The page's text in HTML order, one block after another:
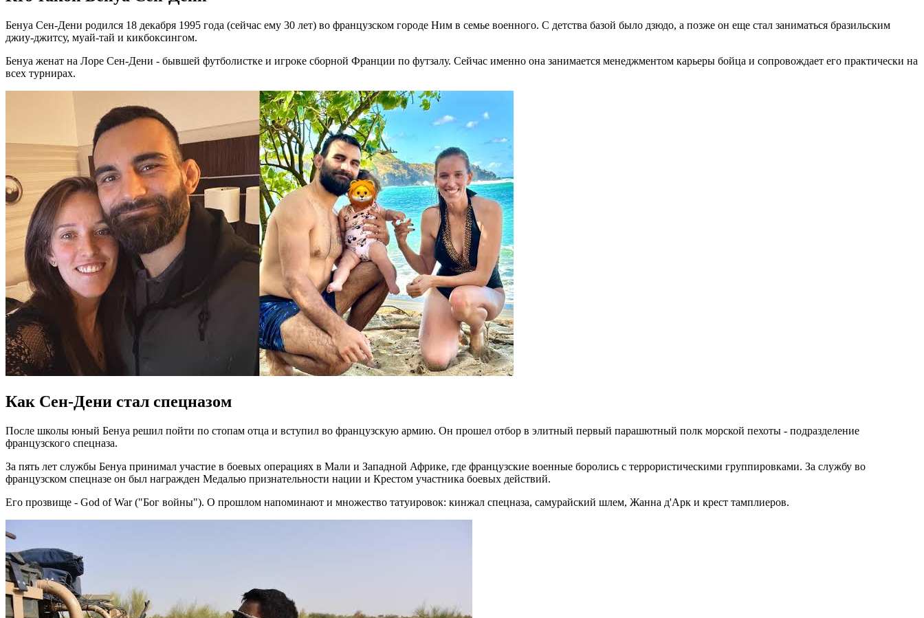
Бенуа Сен-Дени родился 18 декабря 1995 года (cейчас ему 30 лет) во французском городе Ним в семье военного. С детства базой было дзюдо, а позже он еще стал заниматься бразильским
джиу-джитсу, муай-тай и кикбоксингом.
Бенуа женат на Лоре Сен-Дени - бывшей футболистке и игроке сборной Франции по футзалу. Сейчас именно она занимается менеджментом карьеры бойца и сопровождает его практически на
всех турнирах.
Как Сен-Дени стал спецназом
После школы юный Бенуа решил пойти по стопам отца и вступил во французскую армию. Он прошел отбор в элитный первый парашютный полк морской пехоты - подразделение
французского спецназа.
За пять лет службы Бенуа принимал участие в боевых операциях в Мали и Западной Африке, где французские военные боролись с террористическими группировками. За службу во
французском спецназе он был награжден Медалью признательности нации и Крестом участника боевых действий.
Его прозвище - God of War ("Бог войны"). О прошлом напоминают и множество татуировок: кинжал спецназа, самурайский шлем, Жанна д'Арк и крест тамплиеров.